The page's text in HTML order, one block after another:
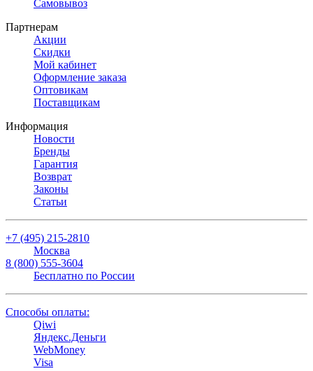
Самовывоз
Партнерам
Акции
Скидки
Мой кабинет
Оформление заказа
Оптовикам
Поставщикам
Информация
Новости
Бренды
Гарантия
Возврат
Законы
Статьи
+7 (495) 215-2810
Москва
8 (800) 555-3604
Бесплатно по России
Способы оплаты:
Qiwi
Яндекс.Деньги
WebMoney
Visa